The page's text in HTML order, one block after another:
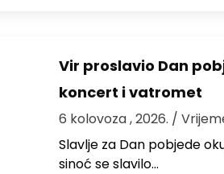
Vir proslavio Dan
koncert i vatromet
6 kolovoza , 2026. /
Slavlje za Dan pobjede
sinoć se slavilo…